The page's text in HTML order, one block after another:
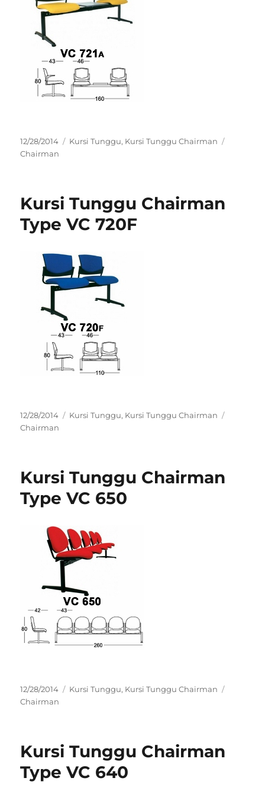
Posted
on
12/28/2014 Categories
Kursi Tunggu, Kursi Tunggu Chairman
Chairman
Kursi Tunggu Chairman
Type VC 720F
Posted
on
12/28/2014 Categories
Kursi Tunggu, Kursi Tunggu Chairman
Chairman
Kursi Tunggu Chairman
Type VC 650
Posted
on
12/28/2014 Categories
Kursi Tunggu, Kursi Tunggu Chairman
Chairman
Kursi Tunggu Chairman
Type VC 640